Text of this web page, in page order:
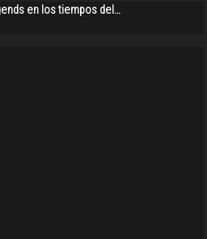
en los tiempos del…